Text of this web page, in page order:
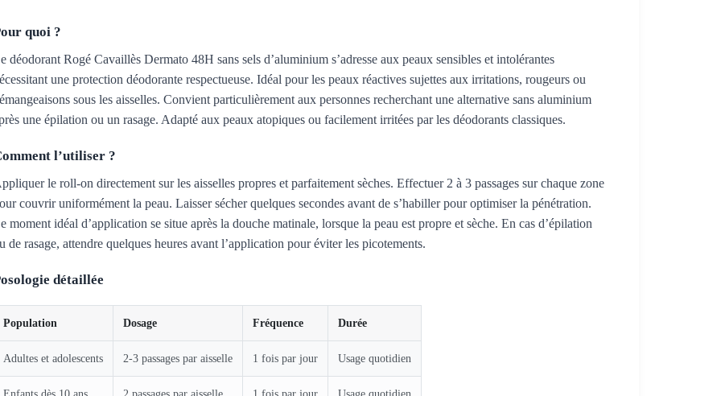
quoi ?
déodorant Rogé Cavaillès Dermato 48H sans sels d’aluminium s’adresse aux peaux sensibles et intolérantes
une protection déodorante respectueuse. Idéal pour les peaux réactives sujettes aux irritations, rougeurs ou
sous les aisselles. Convient particulièrement aux personnes recherchant une alternative sans aluminium
une épilation ou un rasage. Adapté aux peaux atopiques ou facilement irritées par les déodorants classiques.
l’utiliser ?
le roll-on directement sur les aisselles propres et parfaitement sèches. Effectuer 2 à 3 passages sur chaque zone
couvrir uniformément la peau. Laisser sécher quelques secondes avant de s’habiller pour optimiser la pénétration.
moment idéal d’application se situe après la douche matinale, lorsque la peau est propre et sèche. En cas d’épilation
de rasage, attendre quelques heures avant l’application pour éviter les picotements.
détaillée
Population Dosage Fréquence Durée
Adultes et adolescents 2-3 passages par aisselle 1 fois par jour Usage quotidien